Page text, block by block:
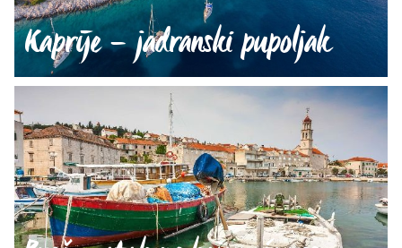
Kaprije – jadranski pupoljak